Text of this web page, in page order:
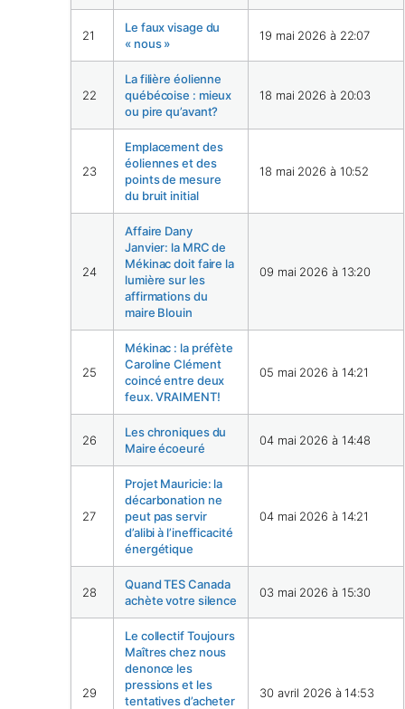
21
Le faux visage du
« nous »
19 mai 2026 à 22:07
22
La filière éolienne
québécoise : mieux
ou pire qu’avant?
18 mai 2026 à 20:03
23
Emplacement des
éoliennes et des
points de mesure
du bruit initial
18 mai 2026 à 10:52
24
Affaire Dany
Janvier: la MRC de
Mékinac doit faire la
lumière sur les
affirmations du
maire Blouin
09 mai 2026 à 13:20
25
Mékinac : la préfète
Caroline Clément
coincé entre deux
feux. VRAIMENT!
05 mai 2026 à 14:21
26
Les chroniques du
Maire écoeuré
04 mai 2026 à 14:48
27
Projet Mauricie: la
décarbonation ne
peut pas servir
d’alibi à l’inefficacité
énergétique
04 mai 2026 à 14:21
28
Quand TES Canada
achète votre silence
03 mai 2026 à 15:30
29
Le collectif Toujours
Maîtres chez nous
denonce les
pressions et les
tentatives d’acheter
30 avril 2026 à 14:53